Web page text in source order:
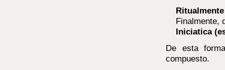
Ritualmente
Finalmente,
Iniciatica
De esta
compuesto.